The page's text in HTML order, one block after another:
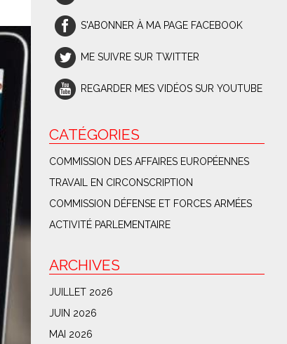
S'ABONNER À MA PAGE FACEBOOK
ME SUIVRE SUR TWITTER
REGARDER MES VIDÉOS SUR YOUTUBE
CATÉGORIES
COMMISSION DES AFFAIRES EUROPÉENNES
TRAVAIL EN CIRCONSCRIPTION
COMMISSION DÉFENSE ET FORCES ARMÉES
ACTIVITÉ PARLEMENTAIRE
ARCHIVES
JUILLET 2026
JUIN 2026
MAI 2026